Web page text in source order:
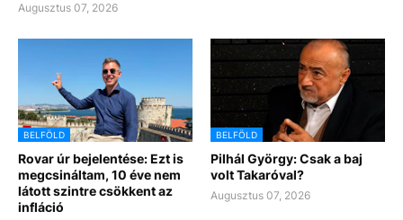
Augusztus 07, 2026
BELFÖLD
Rovar úr bejelentése: Ezt is
megcsináltam, 10 éve nem
látott szintre csökkent az
infláció
BELFÖLD
Pilhál György: Csak a baj
volt Takaróval?
Augusztus 07, 2026